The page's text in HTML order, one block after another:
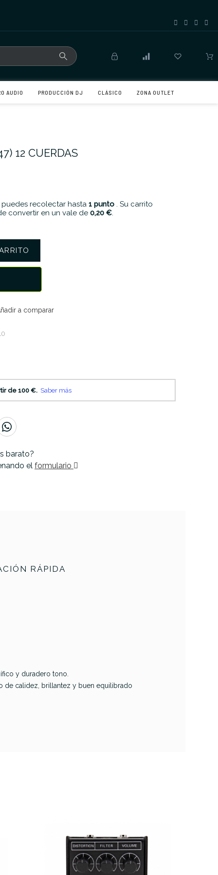
AUDIO PRODUCCIÓN DJ CLÁSICO ZONA OUTLET
12 CUERDAS
recolectar hasta 1 punto . Su carrito
convertir en un vale de 0,20 €.
a comparar
barato?
el formulario
RÁPIDA
y duradero tono.
de calidez, brillantez y buen equilibrado
22,00 €